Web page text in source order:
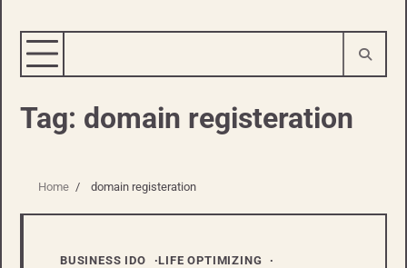
Tag: domain registeration
Home domain registeration
BUSINESS IDO
LIFE OPTIMIZING